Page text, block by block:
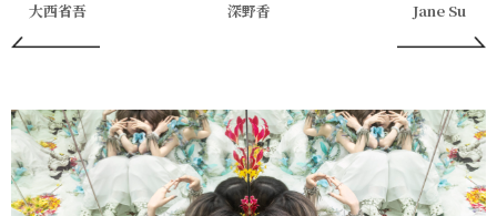
大西省吾 深野香 Jane Su